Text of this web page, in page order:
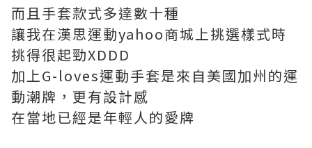
而且手套款式多達數十種
讓我在漢思運動yahoo商城上挑選樣式時
挑得很起勁XDDD
加上G-loves運動手套是來自美國加州的運
動潮牌，更有設計感
在當地已經是年輕人的愛牌